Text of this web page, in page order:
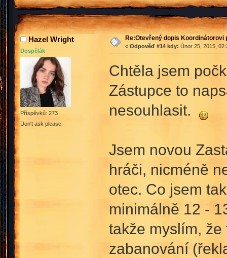
Hazel Wright
Dospělák
Příspěvků: 273
Don't ask please.
Re:Otevřený dopis Koordinátorovi
« Odpověď #14 kdy: Únor 25, 2015,
Chtěla jsem
Zástupce to
nesouhlasit.
Jsem novou
hráči, nicméně
otec. Co jsem
minimálně 12 -
takže myslím,
zabanování